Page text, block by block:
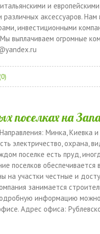
и
аксессуаров. Нам
инвестиционными
выплачиваем огромные
поселках на
Минка, Киевка и
электричество, охрана,
поселке есть пруд,
поселков обеспечивается
на участки честные и
занимается
информацию
Адрес офиса: